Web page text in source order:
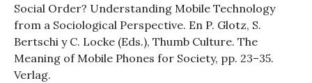
Social Order? Understanding Mobile Technology
from a Sociological Perspective. En P. Glotz, S.
Bertschi y C. Locke (Eds.), Thumb Culture. The
Meaning of Mobile Phones for Society, pp. 23–35.
Verlag.